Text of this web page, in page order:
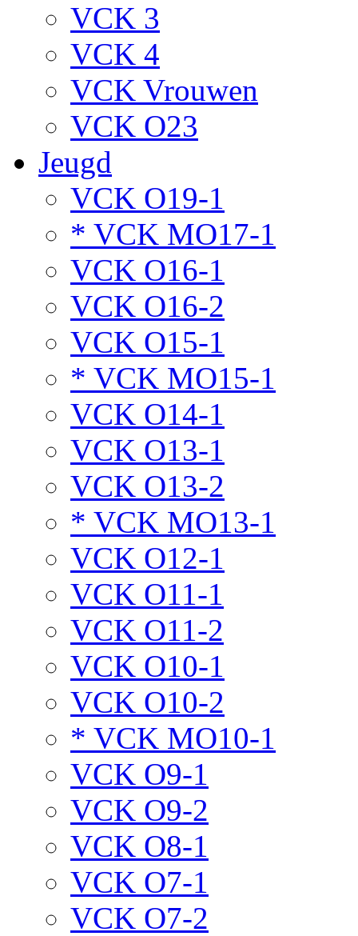
VCK 3
VCK 4
VCK Vrouwen
VCK O23
Jeugd
VCK O19-1
* VCK MO17-1
VCK O16-1
VCK O16-2
VCK O15-1
* VCK MO15-1
VCK O14-1
VCK O13-1
VCK O13-2
* VCK MO13-1
VCK O12-1
VCK O11-1
VCK O11-2
VCK O10-1
VCK O10-2
* VCK MO10-1
VCK O9-1
VCK O9-2
VCK O8-1
VCK O7-1
VCK O7-2